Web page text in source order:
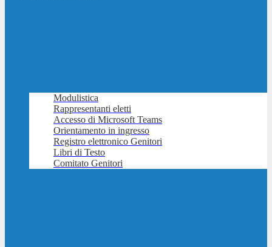
Modulistica
Rappresentanti eletti
Accesso di Microsoft Teams
Orientamento in ingresso
Registro elettronico Genitori
Libri di Testo
Comitato Genitori